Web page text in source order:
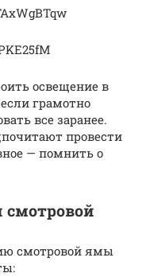
освещение в
грамотно
все заранее.
провести
— помнить о
смотровой
смотровой ямы